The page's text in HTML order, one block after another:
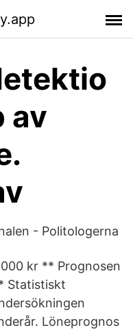
av
- Politologerna
kr ** Prognosen
Statistiskt
Löneprognos